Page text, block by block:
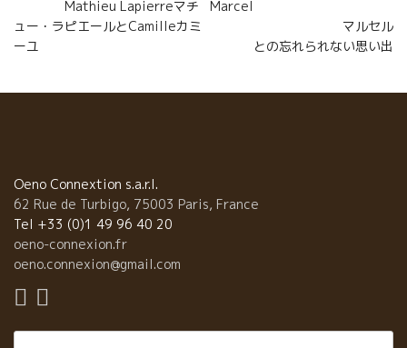
l’article
Mathieu Lapierreマチ
ュー・ラピエールとCamilleカミ
ーユ
Marcel
マルセル
との忘れられない思い出
Oeno Connextion s.a.r.l.
62 Rue de Turbigo, 75003 Paris, France
Tel +33 (0)1 49 96 40 20
oeno-connexion.fr
oeno.connexion@gmail.com